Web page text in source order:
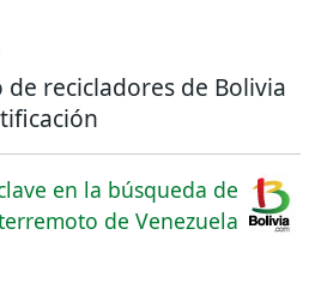
de recicladores de Bolivia